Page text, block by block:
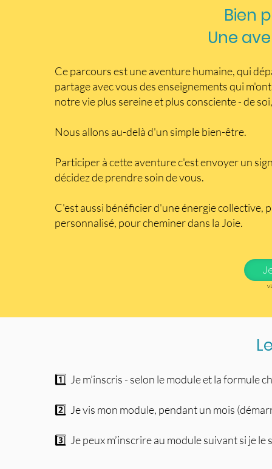
Bien
Une
Ce parcours est une aventure humaine, qui
partage avec vous des enseignements qui
notre vie plus sereine et plus consciente - de
Nous allons au-delà d'un simple bien-être.
Participer à cette aventure c'est envoyer un
décidez de prendre soin de vous.
C'est aussi bénéficier d'une énergie collective,
personnalisé, pour cheminer dans la Joie.
1️⃣ Je m’inscris - selon le module et la formule
2️⃣ Je vis mon module, pendant un mois
3️⃣ Je peux m’inscrire au module suivant si je le